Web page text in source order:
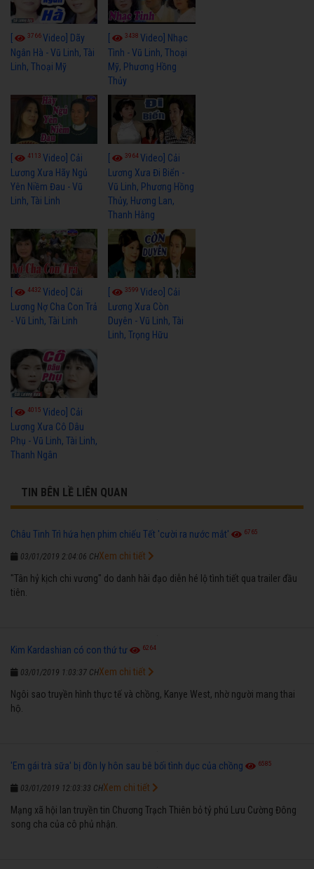
3766Video] Dãy
Ngân Hà - Vũ Linh, Tài
Linh, Thoại Mỹ
3438Video] Nhạc
Tình - Vũ Linh, Thoại
Mỹ, Phương Hồng
Thủy
4113 Video] Cải
Lương Xưa Hãy Ngủ
Yên Niềm Đau - Vũ
Linh, Tài Linh
3964Video] Cải
Lương Xưa Đi Biển -
Vũ Linh, Phương Hồng
Thủy, Hương Lan,
Thanh Hằng
4432 Video] Cải
Lương Nợ Cha Con Trả
- Vũ Linh, Tài Linh
3599Video] Cải
Lương Xưa Còn
Duyên - Vũ Linh, Tài
Linh, Trọng Hữu
[ 4015 Video] Cải
Lương Xưa Cô Dâu
Phụ - Vũ Linh, Tài Linh,
Thanh Ngân
TIN BÊN LỀ LIÊN QUAN
Châu Tinh Trì hứa hẹn phim chiếu Tết 'cười ra nước mắt' 6765
03/01/2019 2:04:06 CH
"Tân hỷ kịch chi vương" do danh hài đạo diễn hé lộ tình tiết qua trailer đầu
tiên.
Xem chi tiết
Kim Kardashian có con thứ tư 6264
03/01/2019 1:03:37 CH
Ngôi sao truyền hình thực tế và chồng, Kanye West, nhờ người mang thai
hộ.
Xem chi tiết
'Em gái trà sữa' bị đồn ly hôn sau bê bối tình dục của chồng 6585
03/01/2019 12:03:33 CH
Mạng xã hội lan truyền tin Chương Trạch Thiên bỏ tỷ phú Lưu Cường Đông
song cha của cô phủ nhận.
Xem chi tiết